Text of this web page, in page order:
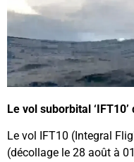
Le vol suborbital
Le vol IFT10 (Integral
(décollage le 28 août à